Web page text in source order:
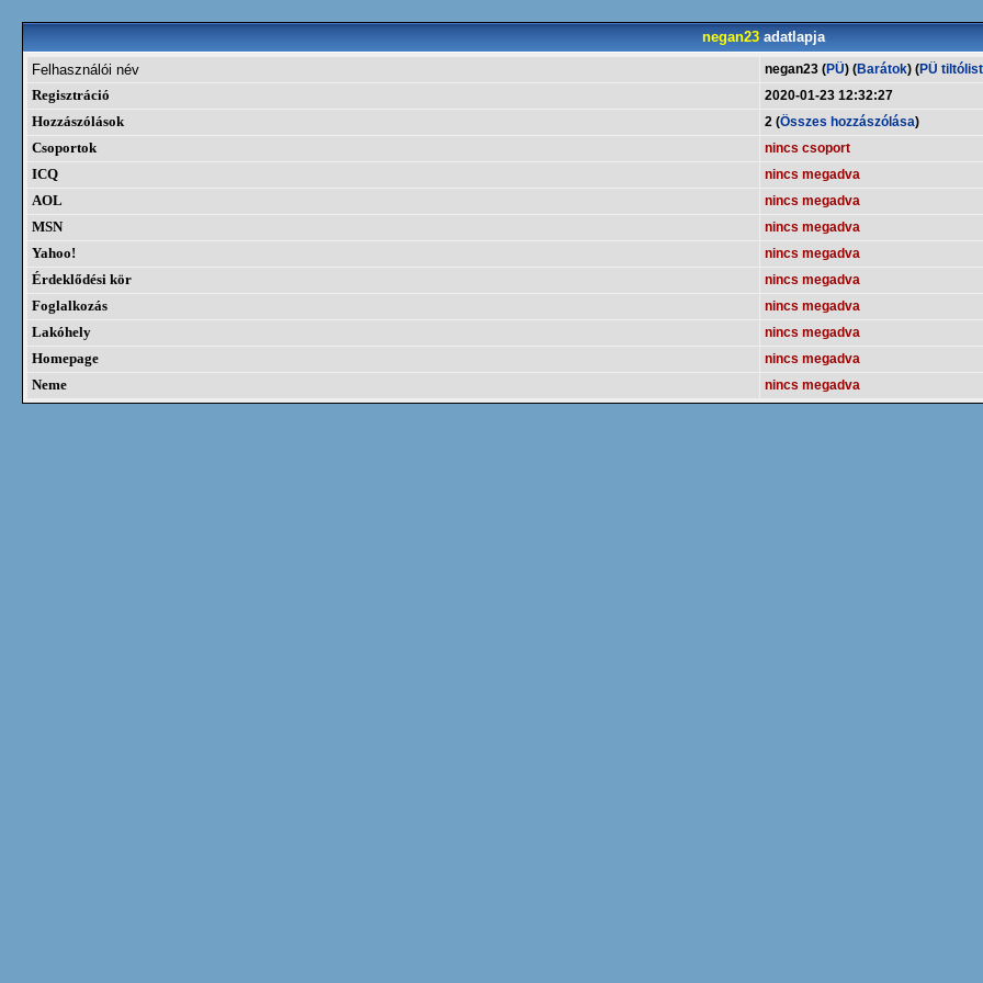
negan23 adatlapja
Felhasználói név
negan23 (PÜ) (Barátok) (PÜ
Regisztráció
2020-01-23 12:32:27
Hozzászólások
2 (Összes hozzászólása)
Csoportok
nincs csoport
ICQ
nincs megadva
AOL
nincs megadva
MSN
nincs megadva
Yahoo!
nincs megadva
Érdeklődési kör
nincs megadva
Foglalkozás
nincs megadva
Lakóhely
nincs megadva
Homepage
nincs megadva
Neme
nincs megadva